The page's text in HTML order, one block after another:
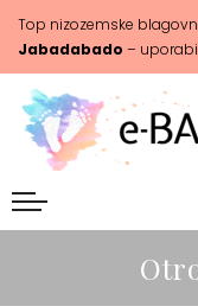
Top nizozemske
Jabadabado –